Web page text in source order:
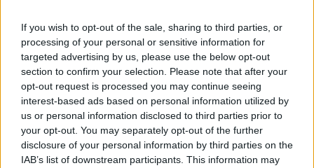
If you wish to opt-out of the sale, sharing to third parties, or
processing of your personal or sensitive information for
targeted advertising by us, please use the below opt-out
section to confirm your selection. Please note that after your
opt-out request is processed you may continue seeing
interest-based ads based on personal information utilized by
us or personal information disclosed to third parties prior to
your opt-out. You may separately opt-out of the further
disclosure of your personal information by third parties on the
IAB’s list of downstream participants. This information may